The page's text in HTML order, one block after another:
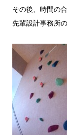
その後、時間の
先輩設計事務所